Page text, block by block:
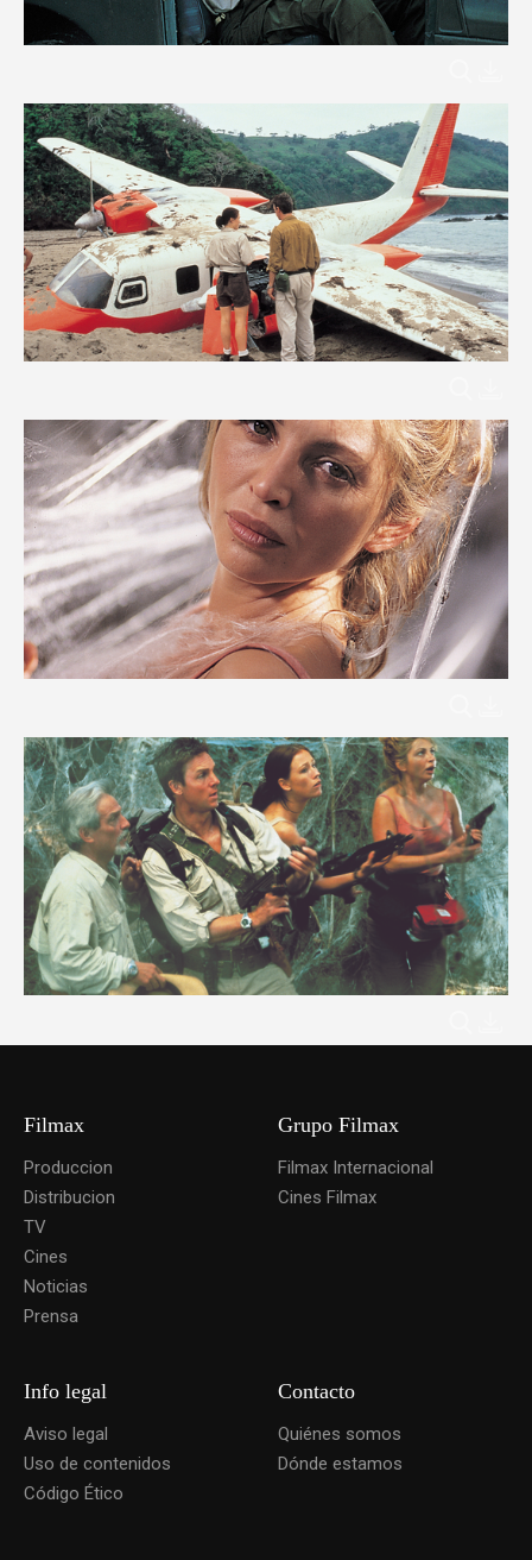
Filmax
Produccion
Distribucion
TV
Cines
Noticias
Prensa
Grupo Filmax
Filmax Internacional
Cines Filmax
Info legal
Aviso legal
Uso de contenidos
Código Ético
Contacto
Quiénes somos
Dónde estamos